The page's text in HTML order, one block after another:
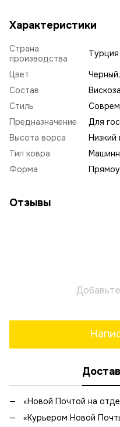
Характеристики
Страна
производства
Турция
Цвет
Состав
Стиль
Предназначение
Для
Высота ворса
Низкий
Тип ковра
Форма
Отзывы
«Новой Почтой на
«Курьером Новой